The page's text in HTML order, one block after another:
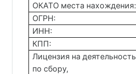
ОКАТО места нахождения:
ОГРН:
ИНН:
КПП:
Лицензия на деятельность
по сбору,